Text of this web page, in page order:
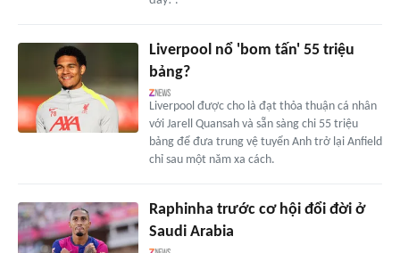
Liverpool nổ 'bom tấn' 55 triệu
bảng?
Liverpool được cho là đạt thỏa thuận cá nhân
với Jarell Quansah và sẵn sàng chi 55 triệu
bảng để đưa trung vệ tuyển Anh trở lại Anfield
chỉ sau một năm xa cách.
Raphinha trước cơ hội đổi đời ở
Saudi Arabia